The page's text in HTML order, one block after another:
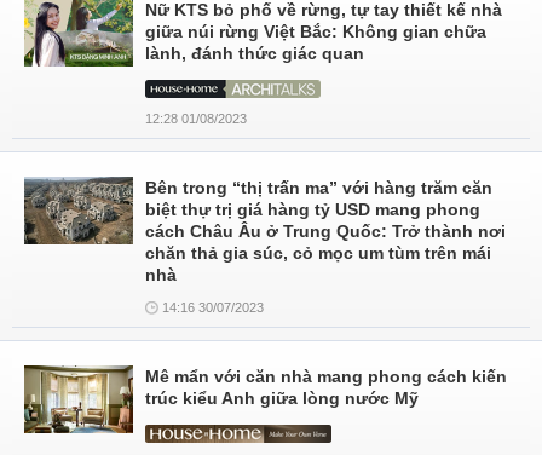
Nữ KTS bỏ phố về rừng, tự tay thiết kế nhà
giữa núi rừng Việt Bắc: Không gian chữa
lành, đánh thức giác quan
12:28 01/08/2023
Bên trong “thị trấn ma” với hàng trăm căn
biệt thự trị giá hàng tỷ USD mang phong
cách Châu Âu ở Trung Quốc: Trở thành nơi
chăn thả gia súc, cỏ mọc um tùm trên mái
nhà
14:16 30/07/2023
Mê mẩn với căn nhà mang phong cách kiến
trúc kiểu Anh giữa lòng nước Mỹ